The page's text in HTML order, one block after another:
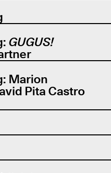
GUGUS!
Marion
Pita Castro